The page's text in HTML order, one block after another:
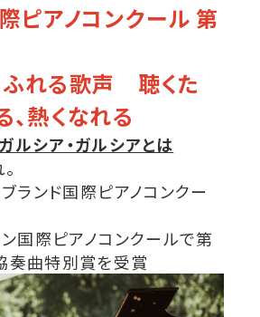
ピアノコンクール 第
れる歌声 聴くた
、熱くなれる
ルシア・ガルシアとは
ランド国際ピアノコンクー
国際ピアノコンクールで第
奏曲特別賞を受賞